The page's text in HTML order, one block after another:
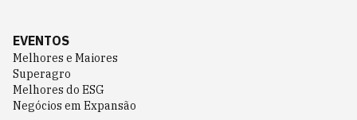
EVENTOS
Melhores e Maiores
Superagro
Melhores do ESG
Negócios em Expansão